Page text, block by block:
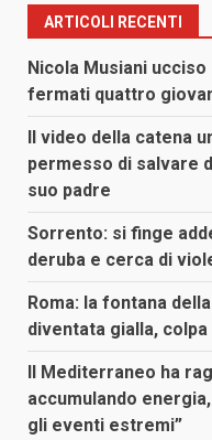
ARTICOLI RECENTI
Nicola Musiani
fermati quattro
Il video della catena
permesso di salvare
suo padre
Sorrento: si finge
deruba e cerca di
Roma: la fontana
diventata gialla,
Il Mediterraneo ha
accumulando
gli eventi estremi”